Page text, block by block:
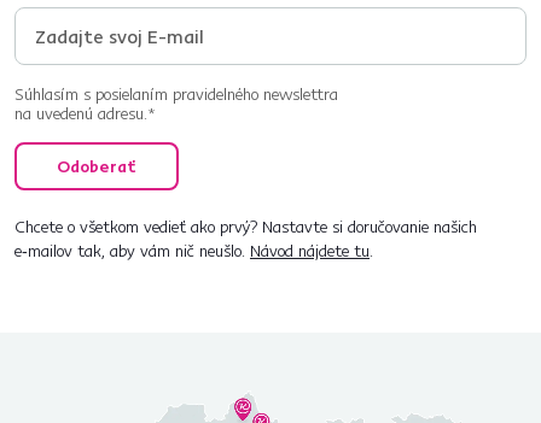
Súhlasím s posielaním pravidelného newslettra
na uvedenú adresu.*
Odoberať
Chcete o všetkom vedieť ako prvý? Nastavte si doručovanie našich
e‑mailov tak, aby vám nič neušlo. Návod nájdete tu.